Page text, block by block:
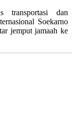
transportasi dan
Soekarno
jemput jamaah ke